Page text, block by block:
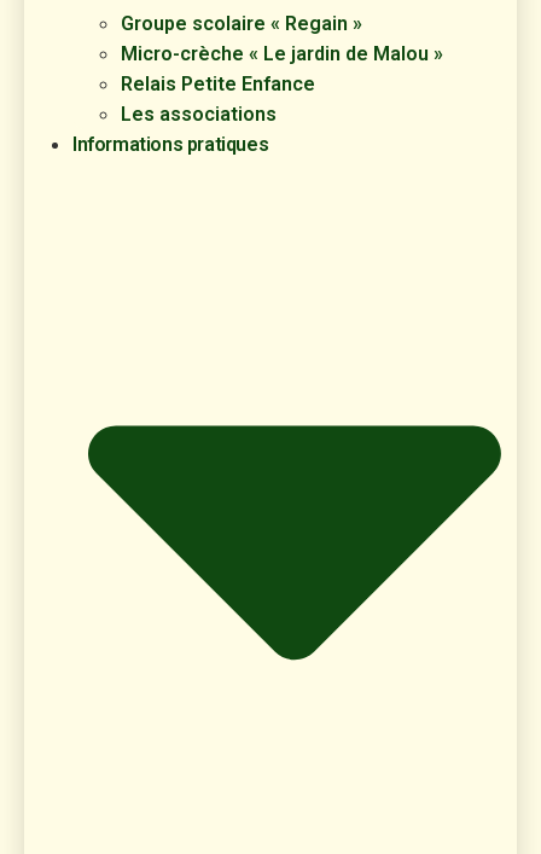
Groupe scolaire « Regain »
Micro-crèche « Le jardin de Malou »
Relais Petite Enfance
Les associations
Informations pratiques